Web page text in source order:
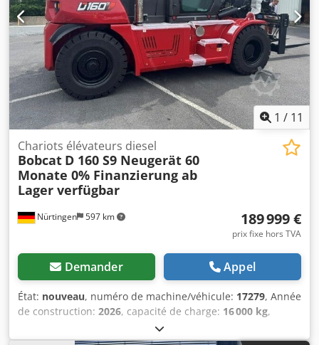
1 / 11
Nürtingen 597 km
Chariots élévateurs diesel
Bobcat D 160 S9 Neugerät 60
Monate 0% Finanzierung ab
Lager verfügbar
189 999 €
prix fixe hors TVA
Demander Appel
État: nouveau, numéro de machine/véhicule: 17279, Année
de construction: 2026, capacité de charge: 16 000 kg,
4 000 mm, levée libre:
centre de gravité de la charge:600 mm, type de carburant: